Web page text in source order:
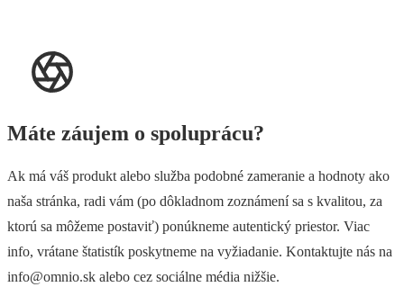
Máte záujem o spoluprácu?
Ak má váš produkt alebo služba podobné zameranie a hodnoty ako
naša stránka, radi vám (po dôkladnom zoznámení sa s kvalitou, za
ktorú sa môžeme postaviť) ponúkneme autentický priestor. Viac
info, vrátane štatistík poskytneme na vyžiadanie. Kontaktujte nás na
info@omnio.sk alebo cez sociálne média nižšie.